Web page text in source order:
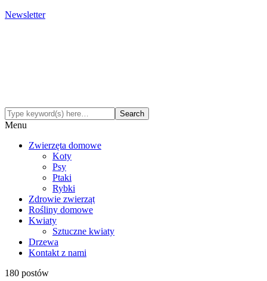
Newsletter
Menu
Zwierzęta domowe
Koty
Psy
Ptaki
Rybki
Zdrowie zwierząt
Rośliny domowe
Kwiaty
Sztuczne kwiaty
Drzewa
Kontakt z nami
180 postów